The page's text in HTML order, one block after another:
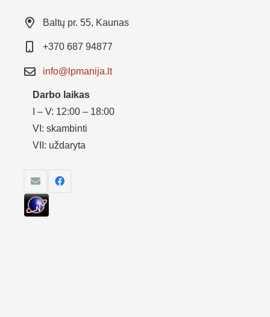
Baltų pr. 55, Kaunas
+370 687 94877
info@lpmanija.lt
Darbo laikas
I – V: 12:00 – 18:00
VI: skambinti
VII: uždaryta